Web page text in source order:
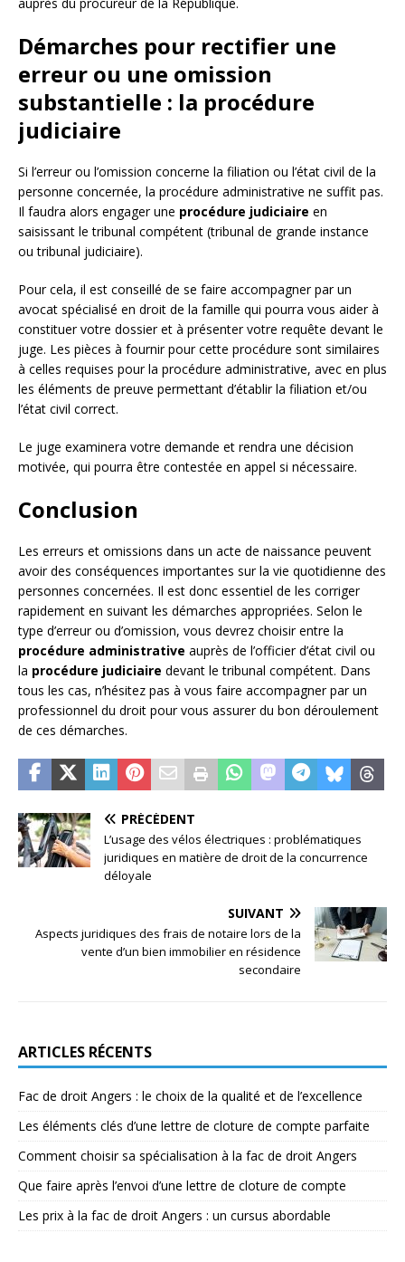
Démarches pour rectifier une
erreur ou une omission
substantielle : la procédure
judiciaire
Si l’erreur ou l’omission concerne la filiation ou l’état civil de la
personne concernée, la procédure administrative ne suffit pas.
Il faudra alors engager une procédure judiciaire en
saisissant le tribunal compétent (tribunal de grande instance
ou tribunal judiciaire).
Pour cela, il est conseillé de se faire accompagner par un
avocat spécialisé en droit de la famille qui pourra vous aider à
constituer votre dossier et à présenter votre requête devant le
juge. Les pièces à fournir pour cette procédure sont similaires
à celles requises pour la procédure administrative, avec en plus
les éléments de preuve permettant d’établir la filiation et/ou
l’état civil correct.
Le juge examinera votre demande et rendra une décision
motivée, qui pourra être contestée en appel si nécessaire.
Conclusion
Les erreurs et omissions dans un acte de naissance peuvent
avoir des conséquences importantes sur la vie quotidienne des
personnes concernées. Il est donc essentiel de les corriger
rapidement en suivant les démarches appropriées. Selon le
type d’erreur ou d’omission, vous devrez choisir entre la
procédure administrative auprès de l’officier d’état civil ou
la procédure judiciaire devant le tribunal compétent. Dans
tous les cas, n’hésitez pas à vous faire accompagner par un
professionnel du droit pour vous assurer du bon déroulement
de ces démarches.
PRÉCÉDENT
L’usage des vélos électriques : problématiques
juridiques en matière de droit de la concurrence
déloyale
SUIVANT
Aspects juridiques des frais de notaire lors de la
vente d’un bien immobilier en résidence
secondaire
ARTICLES RÉCENTS
Fac de droit Angers : le choix de la qualité et de l’excellence
Les éléments clés d’une lettre de cloture de compte parfaite
Comment choisir sa spécialisation à la fac de droit Angers
Que faire après l’envoi d’une lettre de cloture de compte
Les prix à la fac de droit Angers : un cursus abordable